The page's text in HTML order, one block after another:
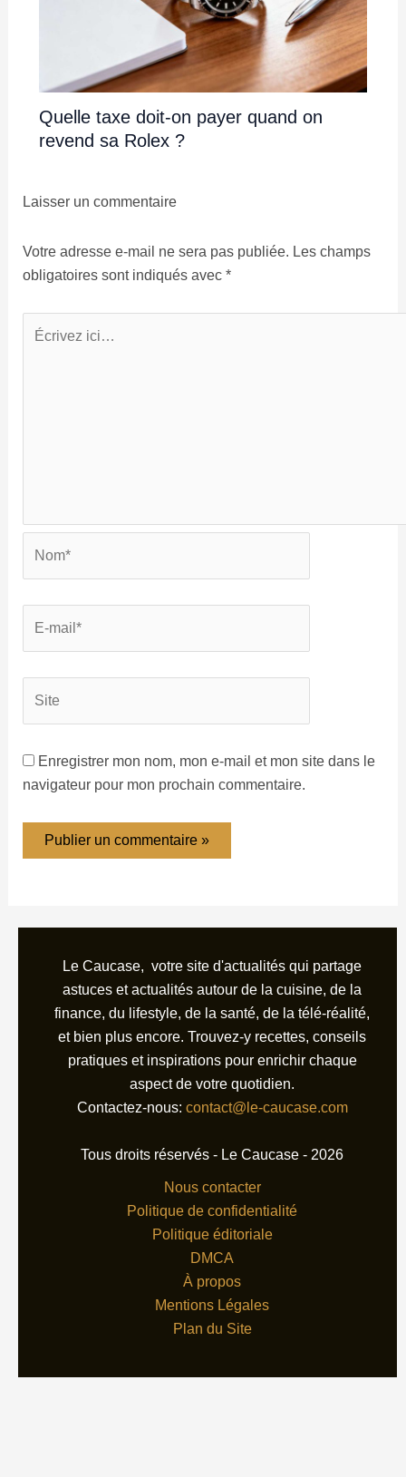
Quelle taxe doit-on payer quand on
revend sa Rolex ?
Laisser un commentaire
Votre adresse e-mail ne sera pas publiée. Les champs
obligatoires sont indiqués avec *
Enregistrer mon nom, mon e-mail et mon site dans le
navigateur pour mon prochain commentaire.
Le Caucase, votre site d'actualités qui partage
astuces et actualités autour de la cuisine, de la
finance, du lifestyle, de la santé, de la télé-réalité,
et bien plus encore. Trouvez-y recettes, conseils
pratiques et inspirations pour enrichir chaque
aspect de votre quotidien.
Contactez-nous: contact@le-caucase.com
Tous droits réservés - Le Caucase - 2026
Nous contacter
Politique de confidentialité
Politique éditoriale
DMCA
À propos
Mentions Légales
Plan du Site